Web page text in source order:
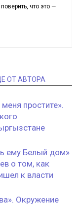
что это —
ОТ АВТОРА
простите».
ему Белый дом»
о том, как
к власти
Окружение